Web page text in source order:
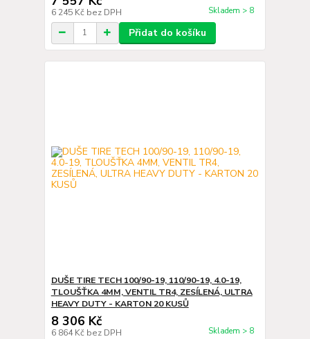
6 245 Kč bez DPH Skladem > 8
Přidat do košíku
DUŠE TIRE TECH 100/90-19, 110/90-19, 4.0-19,
TLOUŠŤKA 4MM, VENTIL TR4, ZESÍLENÁ, ULTRA
HEAVY DUTY - KARTON 20 KUSŮ
8 306 Kč
6 864 Kč bez DPH Skladem > 8